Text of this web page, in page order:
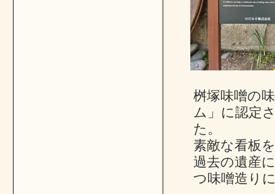
桝塚味噌の
ム」に認定
た。
素敵な看板
過去の遺産
つ味噌造り